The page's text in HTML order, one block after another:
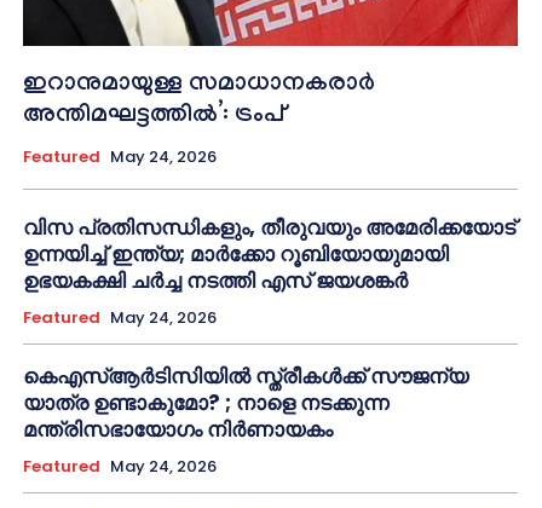
ഇറാനുമായുള്ള സമാധാനകരാർ
അന്തിമഘട്ടത്തിൽ‌’: ട്രംപ്
Featured May 24, 2026
വിസ പ്രതിസന്ധികളും, തീരുവയും അമേരിക്കയോട്
ഉന്നയിച്ച് ഇന്ത്യ; മാർക്കോ റൂബിയോയുമായി
ഉഭയകക്ഷി ചർച്ച നടത്തി എസ് ജയശങ്കർ
Featured May 24, 2026
കെഎസ്ആർടിസിയിൽ സ്ത്രീകൾക്ക് സൗജന്യ
യാത്ര ഉണ്ടാകുമോ? ; നാളെ നടക്കുന്ന
മന്ത്രിസഭായോഗം നിർണായകം
Featured May 24, 2026